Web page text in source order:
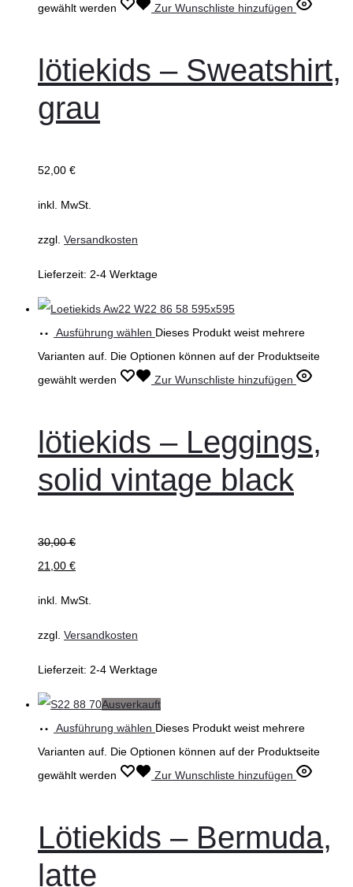
gewählt werden
Zur Wunschliste hinzufügen
lötiekids – Sweatshirt,
grau
52,00 €
inkl. MwSt.
zzgl. Versandkosten
Lieferzeit: 2-4 Werktage
Ausführung wählen Dieses Produkt weist mehrere
Varianten auf. Die Optionen können auf der Produktseite
gewählt werden
Zur Wunschliste hinzufügen
lötiekids – Leggings,
solid vintage black
30,00€
21,00 €
inkl. MwSt.
zzgl. Versandkosten
Lieferzeit: 2-4 Werktage
Ausverkauft
Ausführung wählen Dieses Produkt weist mehrere
Varianten auf. Die Optionen können auf der Produktseite
gewählt werden
Zur Wunschliste hinzufügen
Lötiekids – Bermuda,
latte